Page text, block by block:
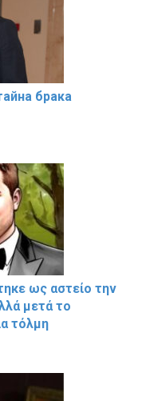
брaка
ως αστείο την
μετά το
τόλμη